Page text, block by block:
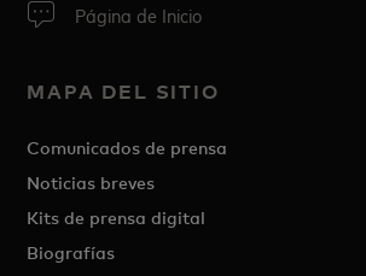
Página de Inicio
MAPA DEL SITIO
Comunicados de prensa
Noticias breves
Kits de prensa digital
Biografías